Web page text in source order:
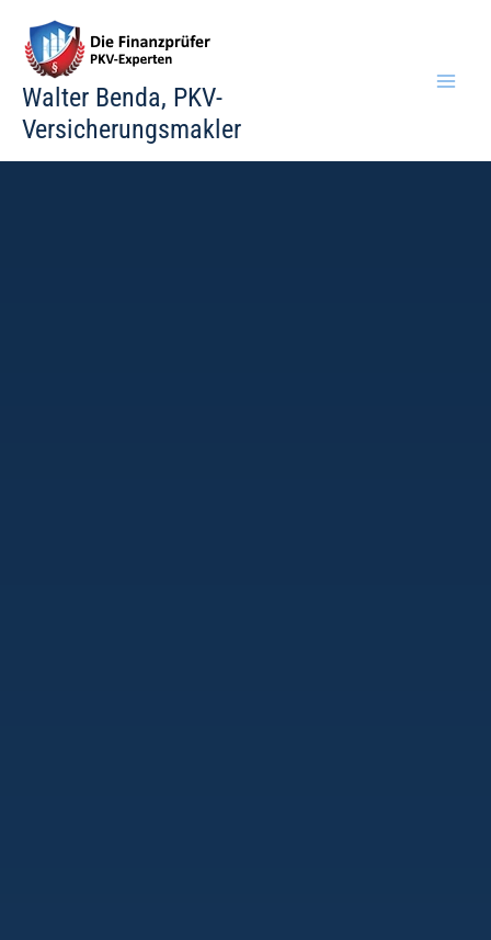
Inhalt
springen
Walter Benda, PKV-
Versicherungsmakler